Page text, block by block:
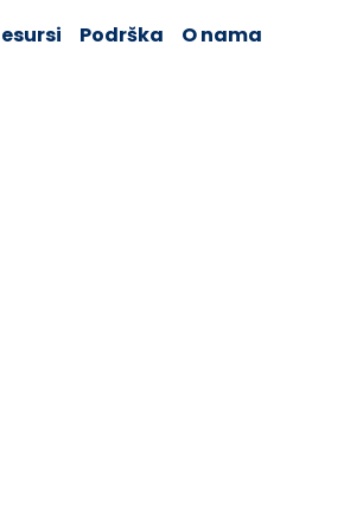
Podrška O nama